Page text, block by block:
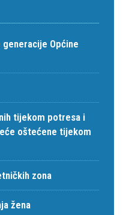
Općine
tijekom potresa i
oštećene tijekom
zona
žena